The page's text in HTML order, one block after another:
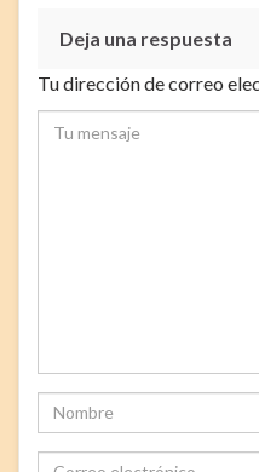
Deja una respuesta
Tu dirección de correo